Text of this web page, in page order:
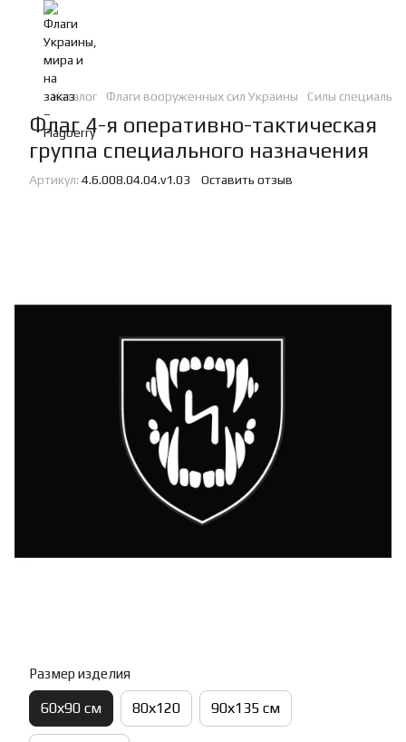
Каталог Флаги вооруженных сил Украины Силы
Флаг 4-я оперативно-тактическая
группа специального назначения
Артикул: 4.6.008.04.04.v1.03 Оставить отзыв
Размер изделия
60х90 см 80х120 90х135 см